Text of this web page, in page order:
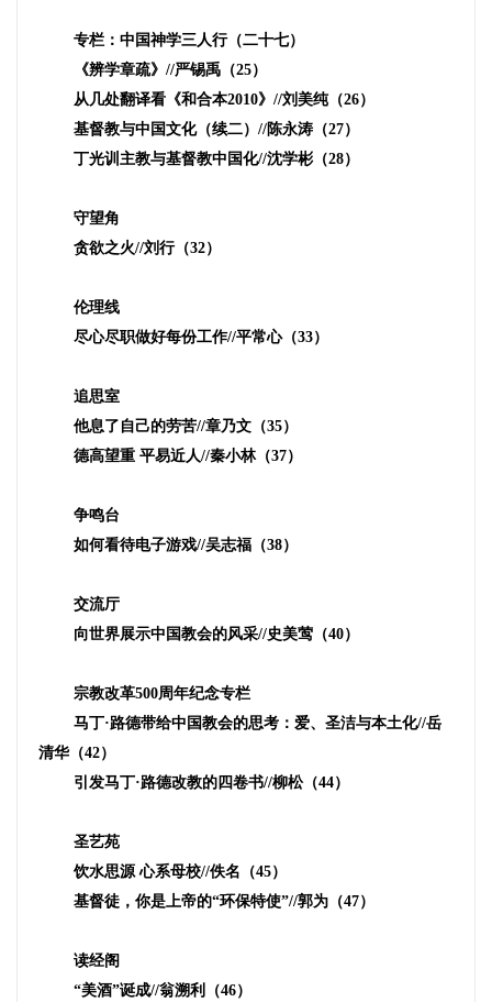
专栏：中国神学三人行（二十七）
《辨学章疏》 //严锡禹（25）
从几处翻译看《和合本2010》 //刘美纯（26）
基督教与中国文化（续二） //陈永涛（27）
丁光训主教与基督教中国化//沈学彬（28）
守望角
贪欲之火//刘行（32）
伦理线
尽心尽职做好每份工作//平常心（33）
追思室
他息了自己的劳苦//章乃文（35）
德高望重 平易近人//秦小林（37）
争鸣台
如何看待电子游戏//吴志福（38）
交流厅
向世界展示中国教会的风采//史美莺（40）
宗教改革500周年纪念专栏
马丁·路德带给中国教会的思考：爱、圣洁与本土化//岳
清华（42）
引发马丁·路德改教的四卷书//柳松（44）
圣艺苑
饮水思源 心系母校//佚名（45）
基督徒，你是上帝的“环保特使”//郭为（47）
读经阁
“美酒”诞成//翁溯利（46）